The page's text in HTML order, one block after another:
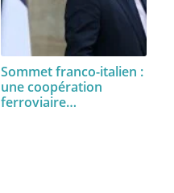
Sommet franco-italien :
une coopération
ferroviaire…